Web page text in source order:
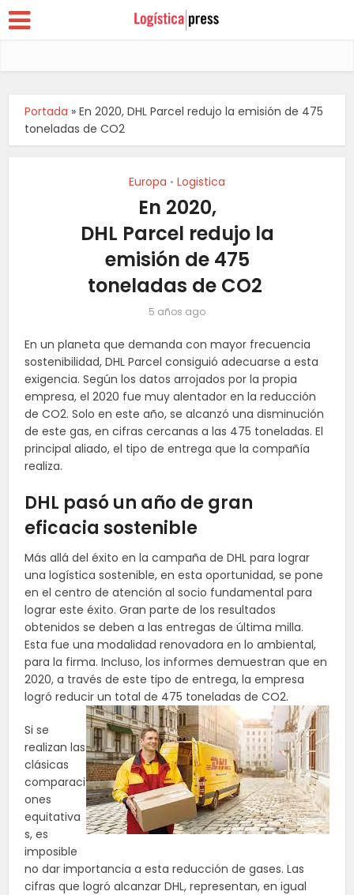
Portada »En 2020, DHL Parcel redujo la emisión de 475
toneladas de CO2
Europa • Logistica
En 2020,
DHL Parcel redujo la
emisión de 475
toneladas de CO2
5 años ago
En un planeta que demanda con mayor frecuencia
sostenibilidad, DHL Parcel consiguió adecuarse a esta
exigencia. Según los datos arrojados por la propia
empresa, el 2020 fue muy alentador en la reducción
de CO2. Solo en este año, se alcanzó una disminución
de este gas, en cifras cercanas a las 475 toneladas. El
principal aliado, el tipo de entrega que la compañía
realiza.
DHL pasó un año de gran
eficacia sostenible
Más allá del éxito en la campaña de DHL para lograr
una logística sostenible, en esta oportunidad, se pone
en el centro de atención al socio fundamental para
lograr este éxito. Gran parte de los resultados
obtenidos se deben a las entregas de última milla.
Esta fue una modalidad renovadora en lo ambiental,
para la firma. Incluso, los informes demuestran que en
2020, a través de este tipo de entrega, la empresa
logró reducir un total de 475 toneladas de CO2.
Si se
realizan las
clásicas
comparaci
ones
equitativa
s, es
imposible
no dar importancia a esta reducción de gases. Las
cifras que logró alcanzar DHL, representan, en igual